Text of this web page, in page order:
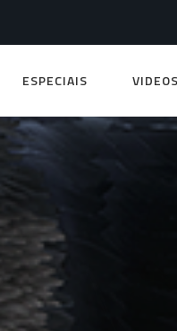
ESPECIAIS VIDEOS